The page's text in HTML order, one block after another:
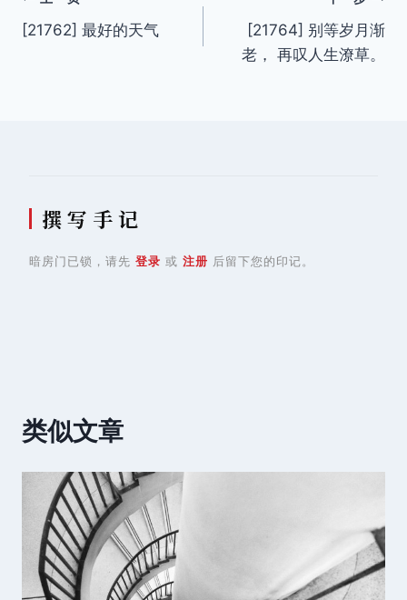
章
[21762] 最好的天气
[21764] 别等岁月渐
老， 再叹人生潦草。
撰 写 手 记
暗房门已锁，请先 登录 或 注册 后留下您的印记。
类似文章